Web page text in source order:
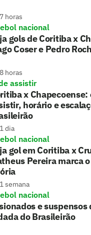
horas
nacional
gols de Coritiba x
Coser e Pedro
horas
assistir
x Chapecoense:
horário e
dia
nacional
gol em Coritiba x
Pereira marca
semana
nacional
e suspensos
do Brasileirão